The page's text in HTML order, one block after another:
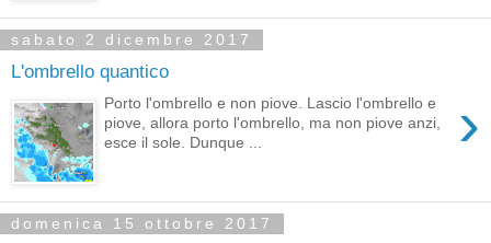
sabato 2 dicembre 2017
L'ombrello quantico
›
Porto l'ombrello e non piove. Lascio l'ombrello e
piove, allora porto l'ombrello, ma non piove anzi,
esce il sole. Dunque ...
domenica 15 ottobre 2017